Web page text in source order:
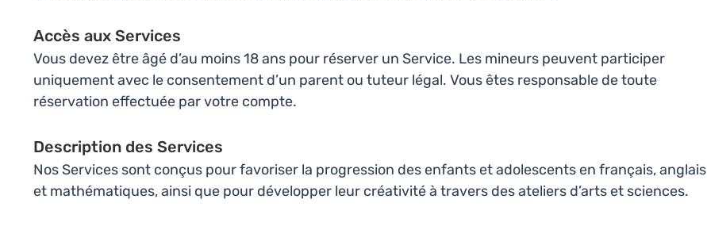
Accès aux Services
Vous devez être âgé d’au moins 18 ans pour réserver un Service. Les mineurs peuvent participer
uniquement avec le consentement d’un parent ou tuteur légal. Vous êtes responsable de toute
réservation effectuée par votre compte.
Description des Services
Nos Services sont conçus pour favoriser la progression des enfants et adolescents en français, anglais
et mathématiques, ainsi que pour développer leur créativité à travers des ateliers d’arts et sciences.